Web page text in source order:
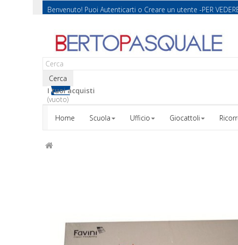
Benvenuto! Puoi Autenticarti o Creare un utente -PER
Cerca
I tuoi acquisti
(vuoto)
Home
Scuola Ufficio Giocattoli